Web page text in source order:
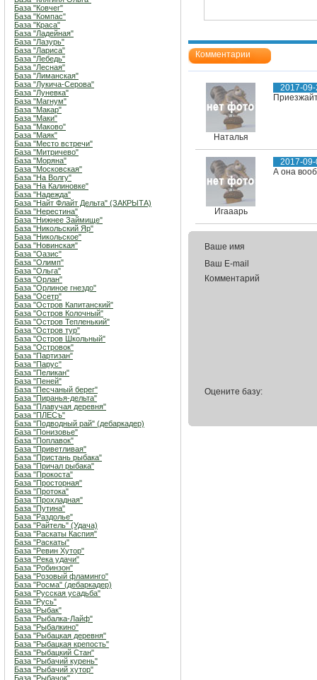
База "Ковчег"
База "Компас"
База "Краса"
База "Ладейная"
База "Лазурь"
База "Лариса"
База "Лебедь"
База "Лесная"
База "Лиманская"
База "Лукича-Серова"
База "Луневка"
База "Магнум"
База "Макар"
База "Маки"
База "Маково"
База "Маяк"
База "Место встречи"
База "Митричево"
База "Моряна"
База "Московская"
База "На Волгу"
База "На Калиновке"
База "Надежда"
База "Найт Флайт Дельта" (ЗАКРЫТА)
База "Нерестина"
База "Нижнее Займище"
База "Никольский Яр"
База "Никольское"
База "Новинская"
База "Оазис"
База "Олимп"
База "Ольга"
База "Орлан"
База "Орлиное гнездо"
База "Осетр"
База "Остров Капитанский"
База "Остров Колочный"
База "Остров Тепленький"
База "Остров тур"
База "Остров Школьный"
База "Островок"
База "Партизан"
База "Парус"
База "Пеликан"
База "Пеней"
База "Песчаный берег"
База "Пиранья-дельта"
База "Плавучая деревня"
База "ПЛЕСъ"
База "Подводный рай" (дебаркадер)
База "Понизовье"
База "Поплавок"
База "Приветливая"
База "Пристань рыбака"
База "Причал рыбака"
База "Прокоста"
База "Просторная"
База "Протока"
База "Прохладная"
База "Путина"
База "Раздолье"
База "Райтель" (Удача)
База "Раскаты Каспия"
База "Раскаты"
База "Ревин Хутор"
База "Река удачи"
База "Робинзон"
База "Розовый фламинго"
База "Росма" (дебаркадер)
База "Русская усадьба"
База "Русь"
База "Рыбак"
База "Рыбалка-Лайф"
База "Рыбалкино"
База "Рыбацкая деревня"
База "Рыбацкая крепость"
База "Рыбацкий Стан"
База "Рыбачий курень"
База "Рыбачий хутор"
База "Рыбачок"
Комментарии
Наталья
2017-
Игааарь
2017-
А она
Ваше имя
Ваш E-mail
Комментарий
Оцените базу: